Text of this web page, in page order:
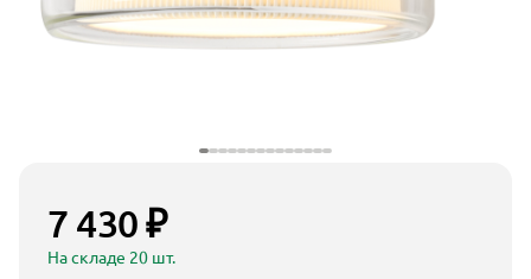
7 430 ₽
На складе 20 шт.